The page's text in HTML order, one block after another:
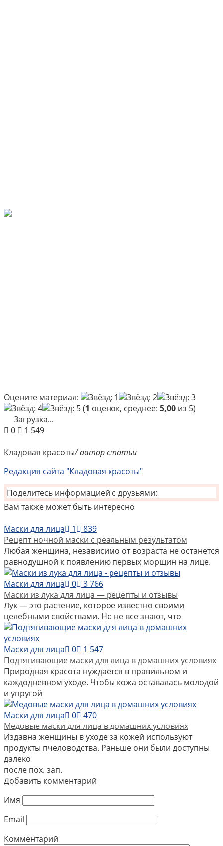
Оцените материал:
(1 оценок, среднее: 5,00 из 5)
Загрузка...
0
1 549
Кладовая красоты/ автор статьи
Редакция сайта "Кладовая красоты"
Поделитесь информацией с друзьями:
Вам также может быть интересно
Маски для лица
1
839
Рецепт ночной маски с реальным результатом
Любая женщина, независимо от возраста не останется
равнодушной к появлению первых морщин на лице.
Маски для лица
0
3 766
Маски из лука для лица — рецепты и отзывы
Лук — это растение, которое известно своими
целебными свойствами. Но не все знают, что
Маски для лица 0
1 547
Подтягивающие маски для лица в домашних условиях
Природная красота нуждается в правильном и
каждодневном уходе. Чтобы кожа оставалась молодой
и упругой
Маски для лица
0
470
Медовые маски для лица в домашних условиях
Издавна женщины в уходе за кожей используют
продукты пчеловодства. Раньше они были доступны
далеко
после пох. зап.
Добавить комментарий
Имя
Email
Комментарий